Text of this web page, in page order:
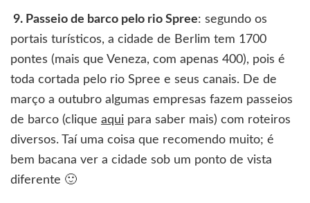
9. Passeio de barco pelo rio Spree: segundo os
portais turísticos, a cidade de Berlim tem 1700
pontes (mais que Veneza, com apenas 400), pois é
toda cortada pelo rio Spree e seus canais. De de
março a outubro algumas empresas fazem passeios
de barco (clique aqui para saber mais) com roteiros
diversos. Taí uma coisa que recomendo muito; é
bem bacana ver a cidade sob um ponto de vista
diferente 🙂